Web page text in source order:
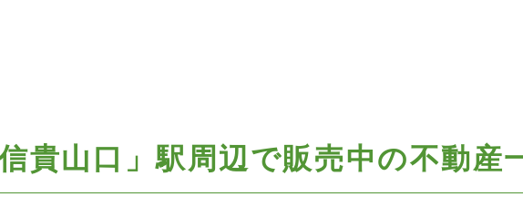
貴山口」駅周辺で販売中の不動産